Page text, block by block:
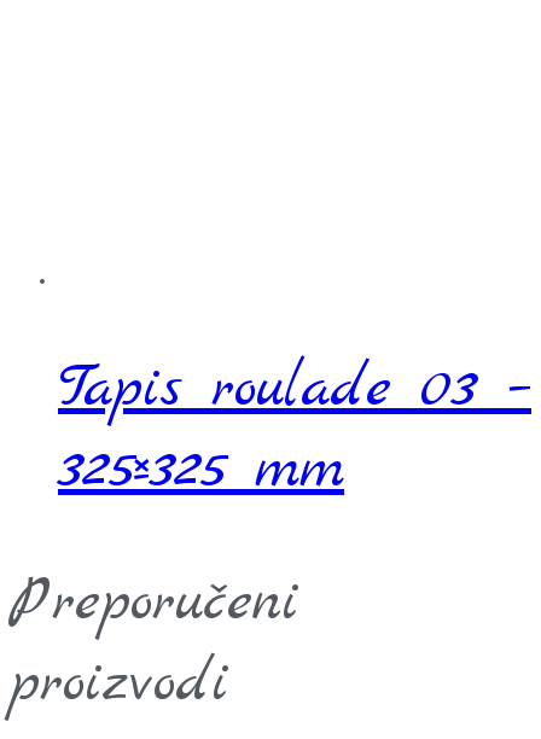
Tapis roulade 03 –
325×325 mm
Preporučeni
proizvodi